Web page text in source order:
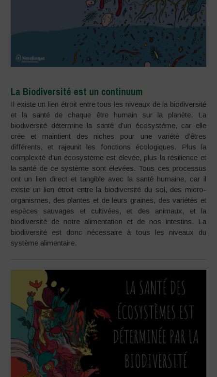
La Biodiversité est un continuum
Il existe un lien étroit entre tous les niveaux de la biodiversité
et la santé de chaque être humain sur la planète. La
biodiversité détermine la santé d’un écosystème, car elle
crée et maintient des niches pour une variété d’êtres
différents, et rajeunit les fonctions écologiques. Plus la
complexité d’un écosystème est élevée, plus la résilience et
la santé de ce système sont élevées. Tous ces processus
ont un lien direct et tangible avec la santé humaine, car il
existe un lien étroit entre la biodiversité du sol, des micro-
organismes, des plantes et de leurs graines, des variétés et
espèces sauvages et cultivées, et des animaux, et la
biodiversité de notre alimentation et de nos intestins. La
biodiversité est donc nécessaire à tous les niveaux du
système alimentaire.